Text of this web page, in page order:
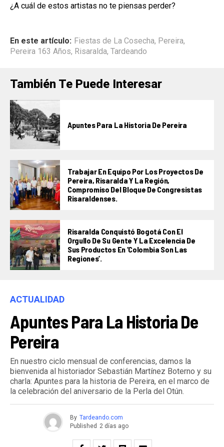
¿A cuál de estos artistas no te piensas perder?
En este artículo: Fiestas de La Cosecha, Pereira,
Pereira 163 Años, Risaralda, Tardeando
También Te Puede Interesar
Apuntes Para La Historia De Pereira
Trabajar En Equipo Por Los Proyectos De
Pereira, Risaralda Y La Región,
Compromiso Del Bloque De Congresistas
Risaraldenses.
Risaralda Conquistó Bogotá Con El
Orgullo De Su Gente Y La Excelencia De
Sus Productos En ‘Colombia Son Las
Regiones’.
ACTUALIDAD
Apuntes Para La Historia De
Pereira
En nuestro ciclo mensual de conferencias, damos la
bienvenida al historiador Sebastián Martínez Boterno y su
charla: Apuntes para la historia de Pereira, en el marco de
la celebración del aniversario de la Perla del Otún.
By Tardeando.com
Published 2 días ago